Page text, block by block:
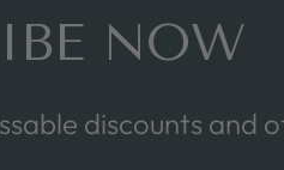
NOW
discounts and